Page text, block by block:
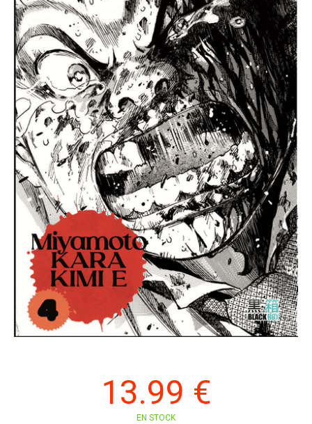
13.99 €
EN STOCK